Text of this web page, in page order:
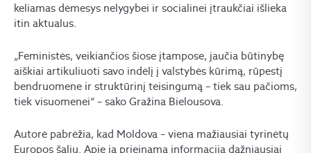
keliamas dėmesys nelygybei ir socialinei įtraukčiai išlieka
itin aktualus.
„Feministės, veikiančios šiose įtampose, jaučia būtinybę
aiškiai artikuliuoti savo indėlį į valstybės kūrimą, rūpestį
bendruomene ir struktūrinį teisingumą – tiek sau pačioms,
tiek visuomenei“ – sako Gražina Bielousova.
Autorė pabrėžia, kad Moldova – viena mažiausiai tyrinėtų
Europos šalių. Apie ją prieinama informacija dažniausiai